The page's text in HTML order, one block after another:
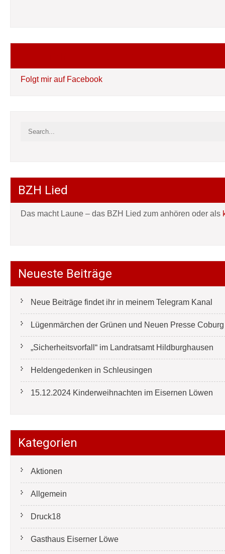
Folgt mir auf Facebook
BZH Lied
Das macht Laune – das BZH Lied zum anhören oder als
Neueste Beiträge
Neue Beiträge findet ihr in meinem Telegram Kanal
Lügenmärchen der Grünen und Neuen Presse
„Sicherheitsvorfall“ im Landratsamt Hildburghausen
Heldengedenken in Schleusingen
15.12.2024 Kinderweihnachten im Eisernen Löwen
Kategorien
Aktionen
Allgemein
Druck18
Gasthaus Eiserner Löwe